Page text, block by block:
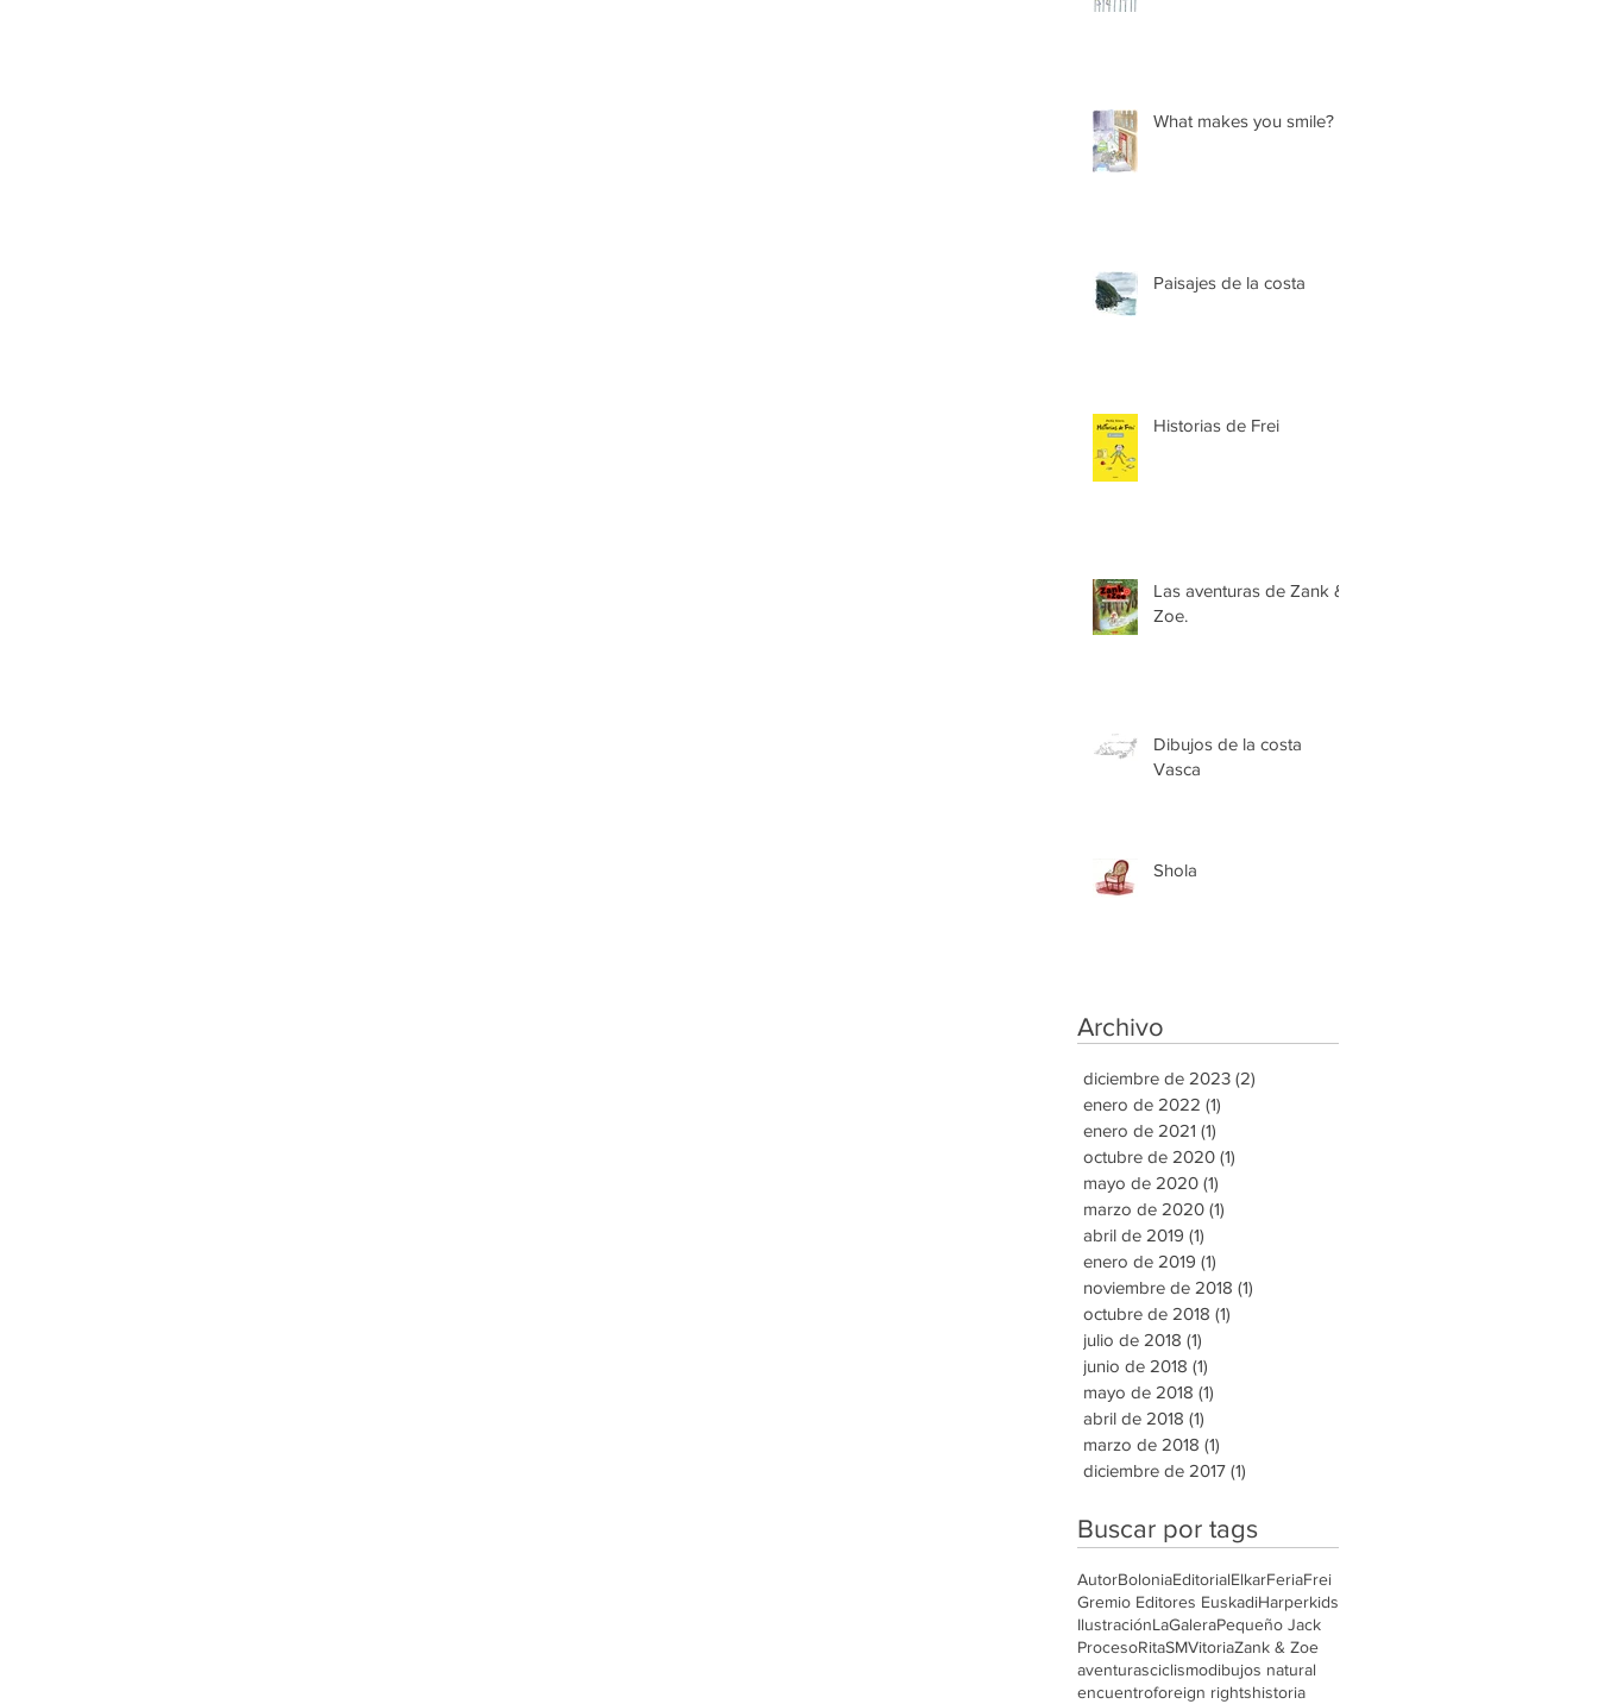
What makes you smile?
Paisajes de la costa
Historias de Frei
Las aventuras de Zank &
Zoe.
Dibujos de la costa
Vasca
Shola
Archivo
diciembre de 2023 (2)
enero de 2022 (1)
enero de 2021 (1)
octubre de 2020 (1)
mayo de 2020 (1)
marzo de 2020 (1)
abril de 2019 (1)
enero de 2019 (1)
noviembre de 2018 (1)
octubre de 2018 (1)
julio de 2018 (1)
junio de 2018 (1)
mayo de 2018 (1)
abril de 2018 (1)
marzo de 2018 (1)
diciembre de 2017 (1)
Buscar por tags
AutorBoloniaEditorialElkarFeriaFrei
Gremio Editores EuskadiHarperkids
IlustraciónLaGaleraPequeño Jack
ProcesoRitaSMVitoriaZank & Zoe
aventurasciclismodibujos natural
encuentroforeign rightshistoria